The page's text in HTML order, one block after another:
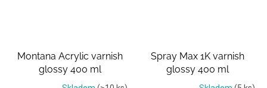
Montana Acrylic varnish
glossy 400 ml
Transparentní lak
Spray Max 1K varnish
glossy 400 ml
Transparentní lak